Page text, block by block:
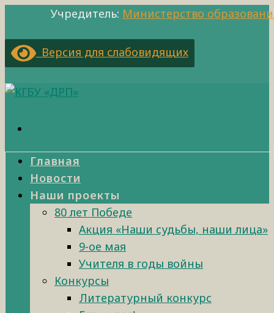
Учредитель: Министерство
Версия для слабовидящих
Главная
Новости
Наши проекты
80 лет Победе
Акция «Наши судьбы, наши лица»
9-ое мая
Учителя в годы войны
Конкурсы
Литературный конкурс